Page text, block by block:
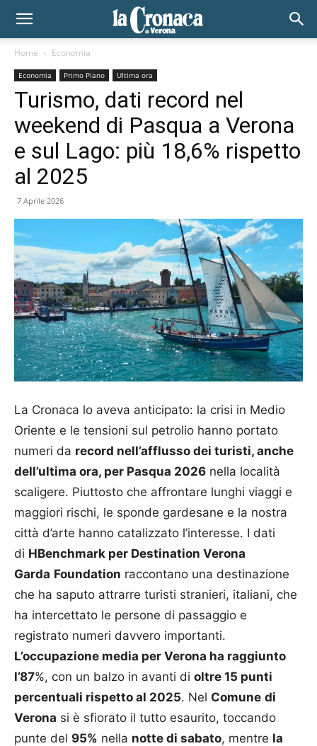
Home Economia
Economia Primo Piano Ultima ora
Turismo, dati record nel
weekend di Pasqua a Verona
e sul Lago: più 18,6% rispetto
al 2025
7 Aprile 2026
La Cronaca lo aveva anticipato: la crisi in Medio
Oriente e le tensioni sul petrolio hanno portato
numeri da record nell’afflusso dei turisti, anche
dell’ultima ora, per Pasqua 2026 nella località
scaligere. Piuttosto che affrontare lunghi viaggi e
maggiori rischi, le sponde gardesane e la nostra
città d’arte hanno catalizzato l’interesse. I dati
di HBenchmark per Destination Verona
Garda Foundation raccontano una destinazione
che ha saputo attrarre turisti stranieri, italiani, che
ha intercettato le persone di passaggio e
registrato numeri davvero importanti.
L’occupazione media per Verona ha raggiunto
l’87%, con un balzo in avanti di oltre 15 punti
percentuali rispetto al 2025. Nel Comune di
Verona si è sfiorato il tutto esaurito, toccando
punte del 95% nella notte di sabato, mentre la